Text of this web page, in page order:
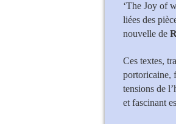
‘The Joy of
liées des
nouvelle de
Ces textes,
portoricaine,
tensions de
et fascinant